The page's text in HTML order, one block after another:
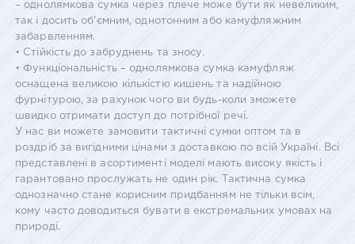
– однолямкова сумка через плече може бути як невеликим,
так і досить об'ємним, однотонним або камуфляжним
забарвленням.
• Стійкість до забруднень та зносу.
• Функціональність – однолямкова сумка камуфляж
оснащена великою кількістю кишень та надійною
фурнітурою, за рахунок чого ви будь-коли зможете
швидко отримати доступ до потрібної речі.
У нас ви можете замовити тактичні сумки оптом та в
роздріб за вигідними цінами з доставкою по всій Україні. Всі
представлені в асортименті моделі мають високу якість і
гарантовано прослужать не один рік. Тактична сумка
однозначно стане корисним придбанням не тільки всім,
кому часто доводиться бувати в екстремальних умовах на
природі.